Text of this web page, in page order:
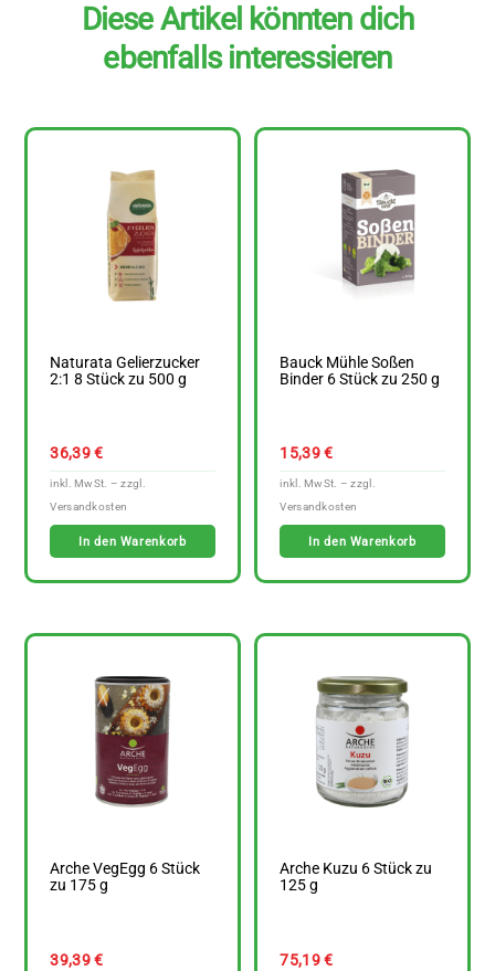
Diese Artikel könnten dich
ebenfalls interessieren
Naturata Gelierzucker
2:1 8 Stück zu 500 g
36,39€
In den Warenkorb
Bauck Mühle Soßen
Binder 6 Stück zu 250 g
15,39€
In den Warenkorb
Arche VegEgg 6 Stück
zu 175 g
39,39€
Arche Kuzu 6 Stück zu
125 g
75,19€